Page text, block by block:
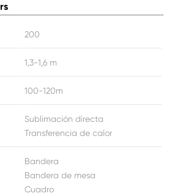
200
1,3-1,6 m
100-120m
Sublimación directa
Transferencia de calor
Bandera
Bandera de mesa
Cuadro